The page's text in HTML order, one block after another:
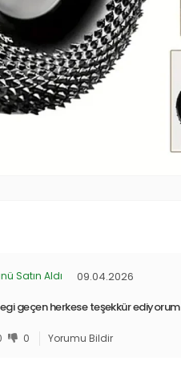
Satın Aldı 09.04.2026
geçen herkese teşekkür ediyorum
0 Yorumu Bildir